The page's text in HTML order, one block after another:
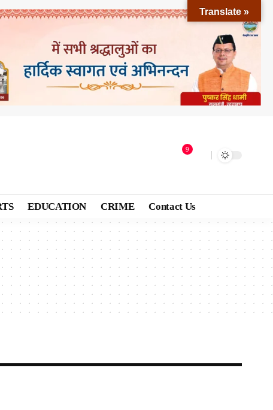
9
EDUCATION CRIME Contact Us
Translate »